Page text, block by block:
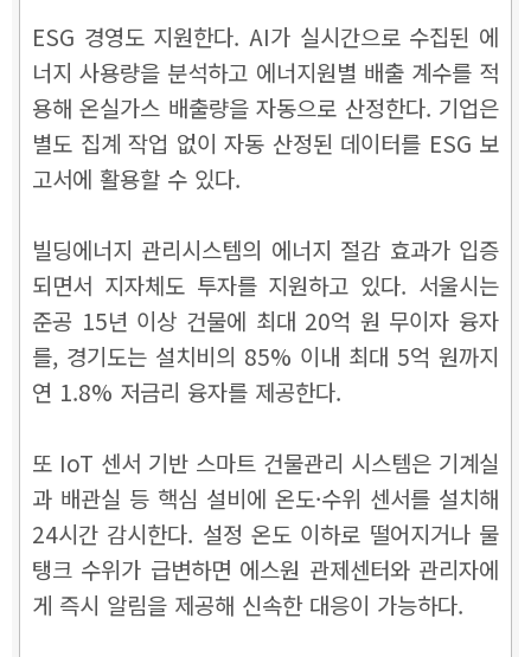
ESG 경영도 지원한다. AI가 실시간으로 수집된 에
너지 사용량을 분석하고 에너지원별 배출 계수를 적
용해 온실가스 배출량을 자동으로 산정한다. 기업은
별도 집계 작업 없이 자동 산정된 데이터를 ESG 보
고서에 활용할 수 있다.
빌딩에너지 관리시스템의 에너지 절감 효과가 입증
되면서 지자체도 투자를 지원하고 있다. 서울시는
준공 15년 이상 건물에 최대 20억 원 무이자 융자
를, 경기도는 설치비의 85% 이내 최대 5억 원까지
연 1.8% 저금리 융자를 제공한다.
또 IoT 센서 기반 스마트 건물관리 시스템은 기계실
과 배관실 등 핵심 설비에 온도·수위 센서를 설치해
24시간 감시한다. 설정 온도 이하로 떨어지거나 물
탱크 수위가 급변하면 에스원 관제센터와 관리자에
게 즉시 알림을 제공해 신속한 대응이 가능하다.